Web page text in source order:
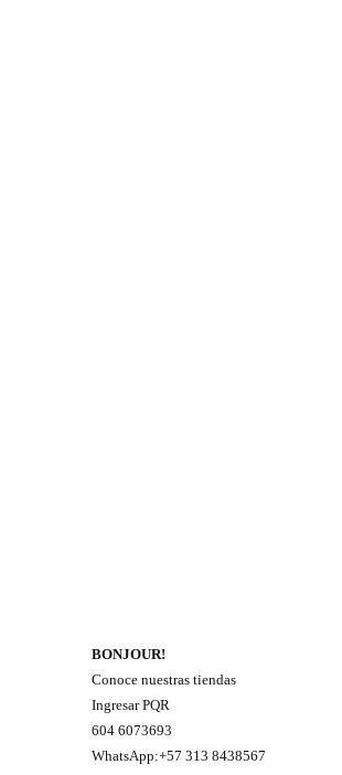
BONJOUR!
Conoce nuestras tiendas
Ingresar PQR
604 6073693
WhatsApp:+57 313 8438567